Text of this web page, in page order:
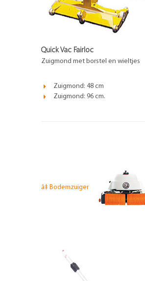
Quick Vac Fairloc
Zuigmond met borstel en wieltjes
Zuigmond: 48 cm
Zuigmond: 96 cm.
â‡ Bodemzuiger